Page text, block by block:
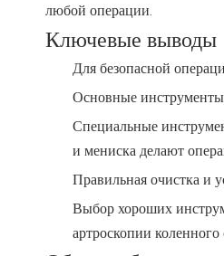
любой операции.
Ключевые выводы
Для безопасной
Основные
Специальные
и мениска делают
Правильная очистка и
Выбор хороших
артроскопии коленного